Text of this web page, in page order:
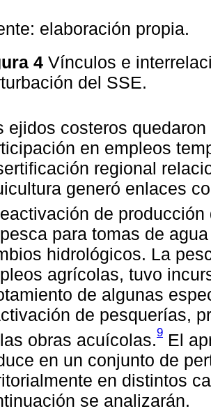
elaboración propia.
4 Vínculos e
del SSE.
ejidos costeros
en empleos
regional
generó enlaces
de producción
para tomas de
hidrológicos. La
agrícolas, tuvo
de algunas
de pesquerías,
obras acuícolas.9 El
en un conjunto de
en distintos
se analizarán.